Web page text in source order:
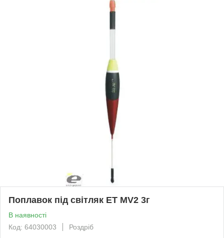
Поплавок під світляк ЕТ MV2 3г
В наявності
Код: 64030003
Роздріб